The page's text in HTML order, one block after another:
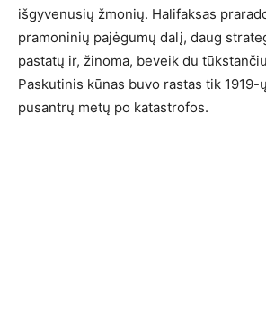
išgyvenusių žmonių. Halifaksas
pramoninių pajėgumų dalį, daug
pastatų ir, žinoma, beveik du
Paskutinis kūnas buvo rastas tik 1919-
pusantrų metų po katastrofos.